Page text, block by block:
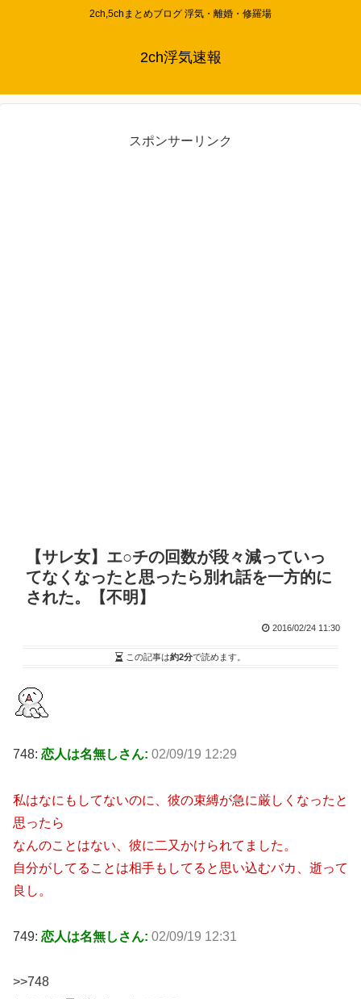
2ch,5chまとめブログ 浮気・離婚・修羅場
2ch浮気速報
スポンサーリンク
【サレ女】エ○チの回数が段々減っていっ
てなくなったと思ったら別れ話を一方的に
された。【不明】
2016/02/24 11:30
この記事は約2分で読めます。
748: 恋人は名無しさん: 02/09/19 12:29
私はなにもしてないのに、彼の束縛が急に厳しくなったと
思ったら
なんのことはない、彼に二又かけられてました。
自分がしてることは相手もしてると思い込むバカ、逝って
良し。
749: 恋人は名無しさん: 02/09/19 12:31
>>748